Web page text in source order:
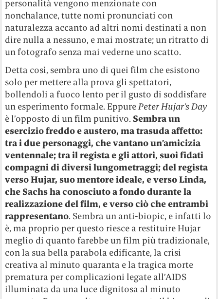
personalità vengono menzionate con
nonchalance, tutte nomi pronunciati con
naturalezza accanto ad altri nomi destinati a non
dire nulla a nessuno, e mai mostrate; un ritratto di
un fotografo senza mai vederne uno scatto.
Detta così, sembra uno di quei film che esistono
solo per mettere alla prova gli spettatori,
bollendoli a fuoco lento per il gusto di soddisfare
un esperimento formale. EppurePeter Hujar’s Day
è l’opposto di un film punitivo. Sembra un
esercizio freddo e austero, ma trasuda affetto:
tra i due personaggi, che vantano un’amicizia
ventennale; tra il regista e gli attori, suoi fidati
compagni di diversi lungometraggi; del regista
verso Hujar, suo mentore ideale, e verso Linda,
che Sachs ha conosciuto a fondo durante la
realizzazione del film, e verso ciò che entrambi
rappresentano. Sembra un anti-biopic, e infatti lo
è, ma proprio per questo riesce a restituire Hujar
meglio di quanto farebbe un film più tradizionale,
con la sua bella parabola edificante, la crisi
creativa al minuto quaranta e la tragica morte
prematura per complicazioni legate all’AIDS
illuminata da una luce dignitosa al minuto